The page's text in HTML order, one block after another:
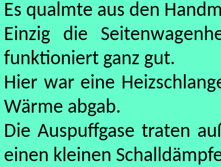
Es qualmte aus den
Einzig die
funktioniert ganz gut.
Hier war eine
Wärme abgab.
Die Auspuffgase traten
einen kleinen